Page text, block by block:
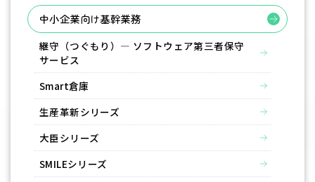
中小企業向け基幹業務
継守（つぐもり）― ソフトウェア第三者保守
サービス
Smart倉庫
生産革新シリーズ
大臣シリーズ
SMILEシリーズ